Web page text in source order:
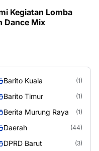
Kegiatan Lomba
Dance Mix
Barito Kuala (1)
Barito Timur (1)
Berita Murung Raya (1)
Daerah (44)
DPRD Barut (3)